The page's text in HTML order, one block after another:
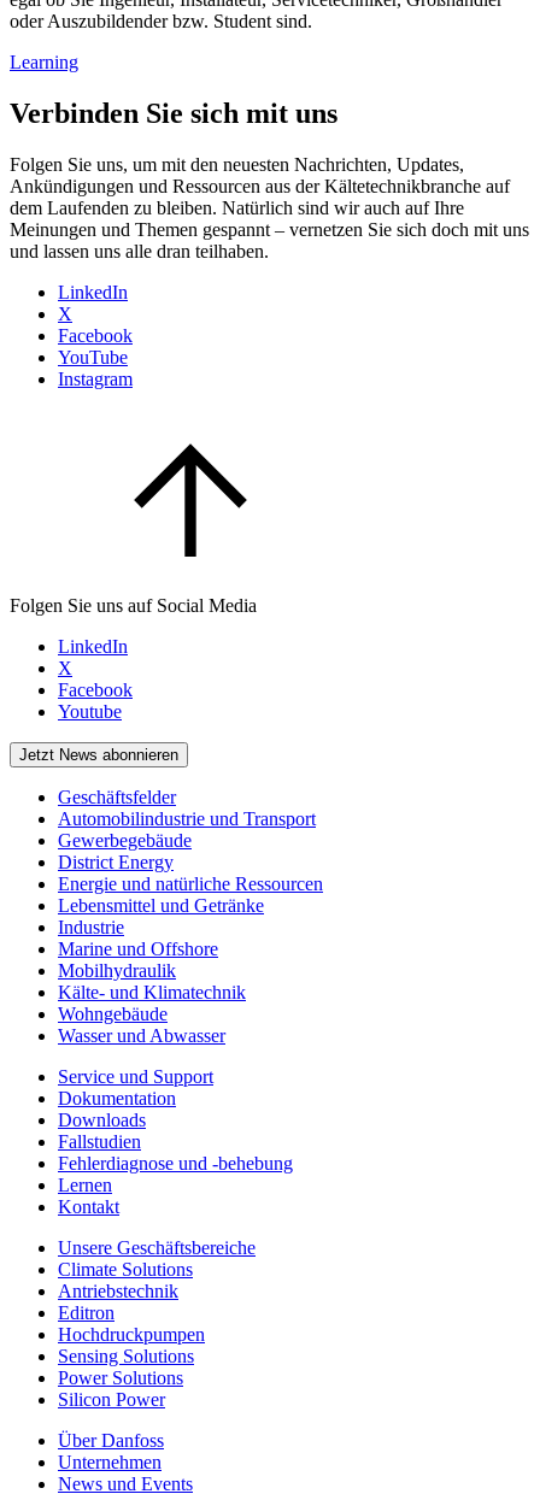
oder Auszubildender bzw. Student sind.
Learning
Verbinden Sie sich mit uns
Folgen Sie uns, um mit den neuesten Nachrichten, Updates,
Ankündigungen und Ressourcen aus der Kältetechnikbranche auf
dem Laufenden zu bleiben. Natürlich sind wir auch auf Ihre
Meinungen und Themen gespannt – vernetzen Sie sich doch mit uns
und lassen uns alle dran teilhaben.
LinkedIn
X
Facebook
YouTube
Instagram
Folgen Sie uns auf Social Media
LinkedIn
X
Facebook
Youtube
Jetzt News abonnieren
Geschäftsfelder
Automobilindustrie und Transport
Gewerbegebäude
District Energy
Energie und natürliche Ressourcen
Lebensmittel und Getränke
Industrie
Marine und Offshore
Mobilhydraulik
Kälte- und Klimatechnik
Wohngebäude
Wasser und Abwasser
Service und Support
Dokumentation
Downloads
Fallstudien
Fehlerdiagnose und -behebung
Lernen
Kontakt
Unsere Geschäftsbereiche
Climate Solutions
Antriebstechnik
Editron
Hochdruckpumpen
Sensing Solutions
Power Solutions
Silicon Power
Über Danfoss
Unternehmen
News und Events